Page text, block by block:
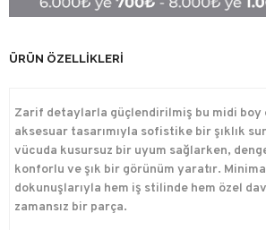
ÜRÜN ÖZELLIKLERI
Zarif detaylarla güçlendirilmiş bu midi boy
aksesuar tasarımıyla sofistike bir şıklık
vücuda kusursuz bir uyum sağlarken,
konforlu ve şık bir görünüm yaratır.
dokunuşlarıyla hem iş stilinde hem özel
zamansız bir parça.